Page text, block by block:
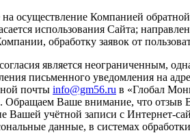
осуществление Компанией
использования Сайта;
обработку заявок от
является неограниченным,
письменного уведомления на
почты info@gm56.ru в «Глобал
Обращаем Ваше внимание, что отзыв
Вашей учётной записи с Интернет-
данные, в системах